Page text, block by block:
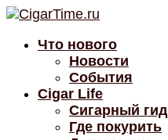
Что нового
Новости
События
Cigar Life
Сигарный гид
Где покурить